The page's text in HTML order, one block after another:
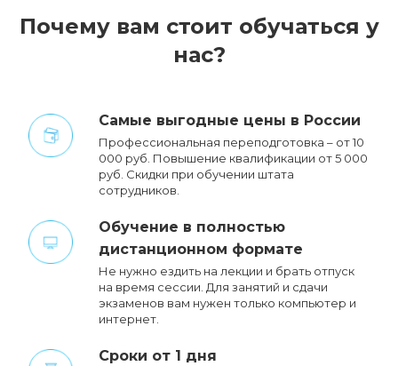
Почему вам стоит обучаться у
нас?
Cамые выгодные цены в России
Профессиональная переподготовка – от 10
000 руб. Повышение квалификации от 5 000
руб. Cкидки при обучении штата
сотрудников.
Обучение в полностью
дистанционном формате
Не нужно ездить на лекции и брать отпуск
на время сессии. Для занятий и сдачи
экзаменов вам нужен только компьютер и
интернет.
Сроки от 1 дня